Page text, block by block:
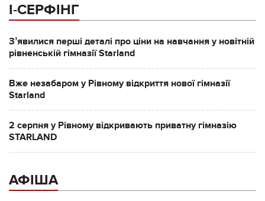
І-СЕРФІНГ
Зʼявилися перші деталі про ціни на навчання у новітній
рівненській гімназії Starland
Вже незабаром у Рівному відкриття нової гімназії
Starland
2 серпня у Рівному відкривають приватну гімназію
STARLAND
АФІША